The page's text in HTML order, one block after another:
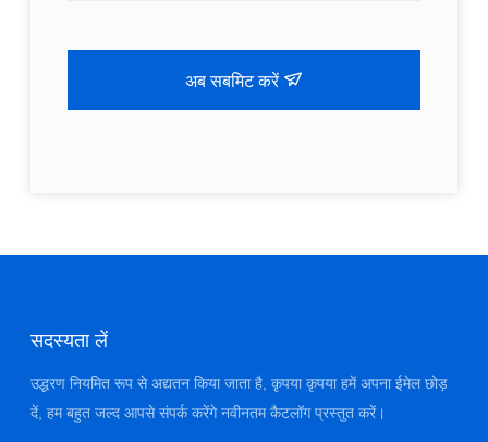
अब सबमिट करें
सदस्यता लें
उद्धरण नियमित रूप से अद्यतन किया जाता है, कृपया कृपया हमें अपना ईमेल छोड़
दें, हम बहुत जल्द आपसे संपर्क करेंगे नवीनतम कैटलॉग प्रस्तुत करें।